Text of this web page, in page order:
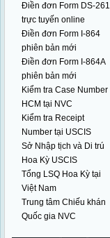
Điền đơn Form DS-261
trực tuyến online
Điền đơn Form I-864
phiên bản mới
Điền đơn Form I-864A
phiên bản mới
Kiểm tra Case Number
HCM tại NVC
Kiểm tra Receipt
Number tại USCIS
Sở Nhập tịch và Di trú
Hoa Kỳ USCIS
Tổng LSQ Hoa Kỳ tại
Việt Nam
Trung tâm Chiếu khán
Quốc gia NVC